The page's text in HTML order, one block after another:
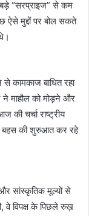
बड़े “सरप्राइज” से कम
ऐसे मुद्दों पर बोल सकते
से कामकाज बाधित रहा
माहौल को मोड़ने और
चर्चा राष्ट्रीय
बहस की शुरुआत कर रहे
और सांस्कृतिक मूल्यों से
विपक्ष के पिछले रुख़